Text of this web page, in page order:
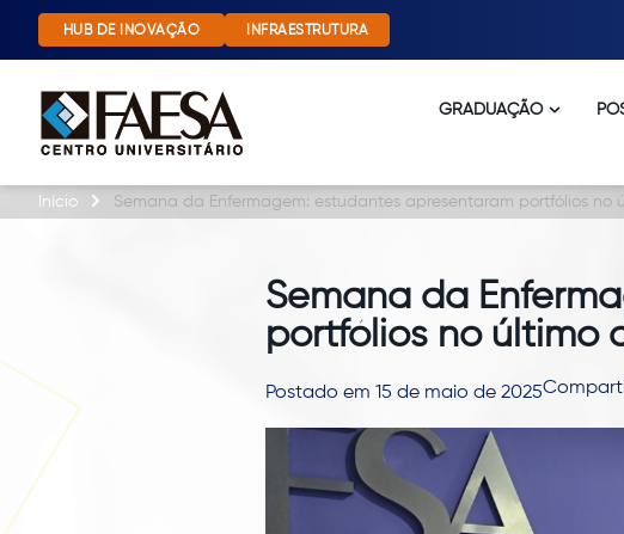
HUB DE INOVAÇÃO INFRAESTRUTURA
GRADUAÇÃO
Início Semana da Enfermagem: estudantes apresentaram portfólios no
Semana da
portfólios no último
Postado em 15 de maio de 2025